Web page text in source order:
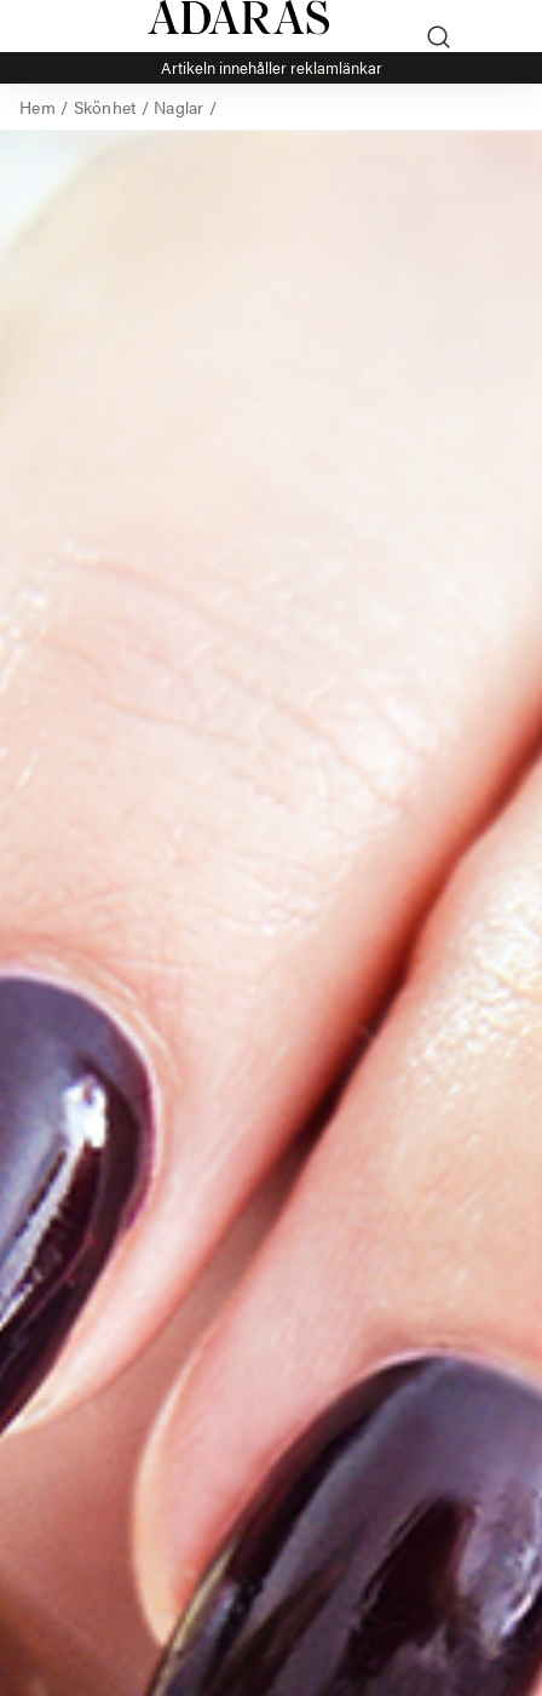
Artikeln innehåller reklamlänkar
Hem / Skönhet/ Naglar /